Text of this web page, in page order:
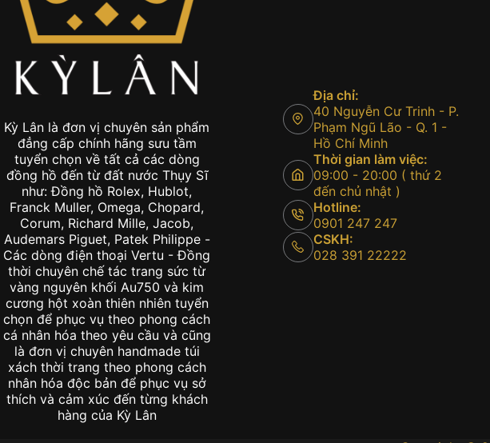
Kỳ Lân là đơn vị chuyên sản phẩm
đẳng cấp chính hãng sưu tầm
tuyển chọn về tất cả các dòng
đồng hồ đến từ đất nước Thụy Sĩ
như: Đồng hồ Rolex, Hublot,
Franck Muller, Omega, Chopard,
Corum, Richard Mille, Jacob,
Audemars Piguet, Patek Philippe -
Các dòng điện thoại Vertu - Đồng
thời chuyên chế tác trang sức từ
vàng nguyên khối Au750 và kim
cương hột xoàn thiên nhiên tuyển
chọn để phục vụ theo phong cách
cá nhân hóa theo yêu cầu và cũng
là đơn vị chuyên handmade túi
xách thời trang theo phong cách
nhân hóa độc bản để phục vụ sở
thích và cảm xúc đến từng khách
hàng của Kỳ Lân
Địa chỉ:
40 Nguyễn Cư Trinh - P.
Phạm Ngũ Lão - Q. 1 -
Hồ Chí Minh
Thời gian làm việc:
09:00 - 20:00 ( thứ 2
đến chủ nhật )
Hotline:
0901 247 247
CSKH:
028 391 22222